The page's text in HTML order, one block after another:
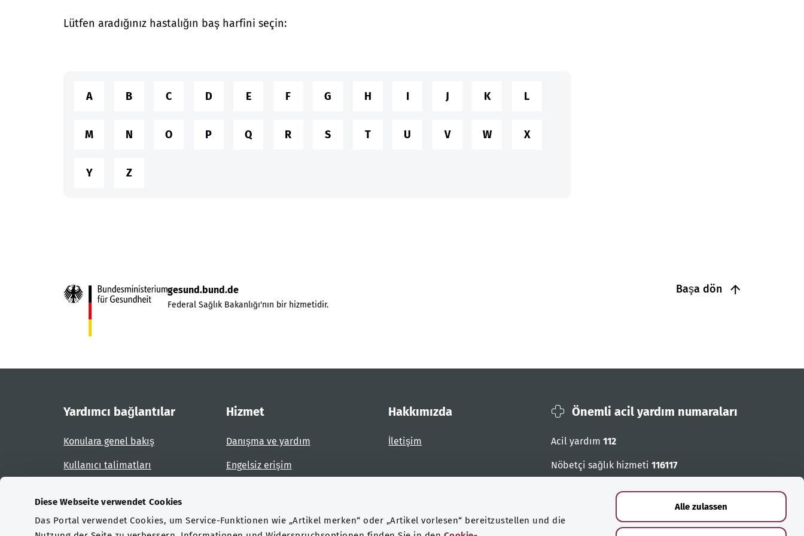
Diese Webseite verwendet Cookies
Das Portal verwendet Cookies, um Service-Funktionen wie „Artikel merken“ oder „Artikel vorlesen“ bereitzustellen und die
Alle zulassen
Lütfen aradığınız hastalığın baş harfini seçin:
A B C D E F G H I J K L
M N O P Q R S T U V W X
Y Z
Başa dön
gesund.bund.de
Federal Sağlık Bakanlığı'nın bir hizmetidir.
Yardımcı bağlantılar
Konulara genel bakış
Kullanıcı talimatları
Hizmet
Danışma ve yardım
Engelsiz erişim
Hakkımızda
İletişim
Önemli acil yardım numaraları
Acil yardım 112
Nöbetçi sağlık hizmeti 116117
Acil cagri numaralari
Sertifikasyonlar